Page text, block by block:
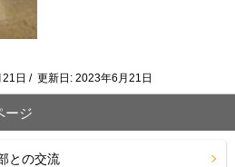
日 / 更新日: 2023年6月21日
ージ
との交流